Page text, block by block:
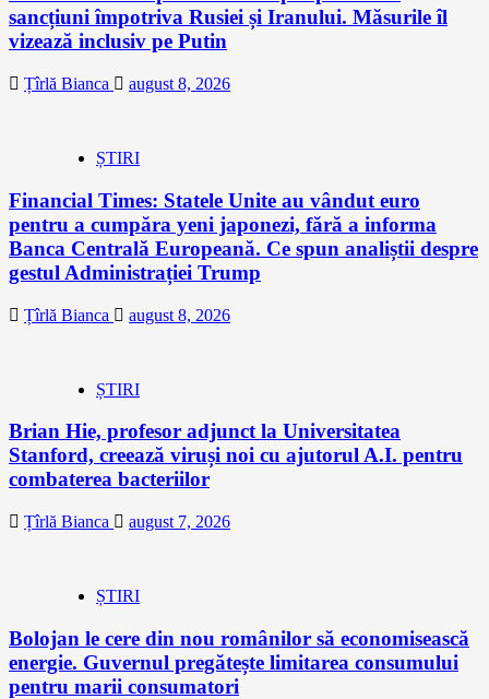
sancțiuni împotriva Rusiei și Iranului. Măsurile îl
vizează inclusiv pe Putin
Țîrlă Bianca august 8, 2026
ȘTIRI
Financial Times: Statele Unite au vândut euro
pentru a cumpăra yeni japonezi, fără a informa
Banca Centrală Europeană. Ce spun analiștii despre
gestul Administrației Trump
Țîrlă Bianca august 8, 2026
ȘTIRI
Brian Hie, profesor adjunct la Universitatea
Stanford, creează viruși noi cu ajutorul A.I. pentru
combaterea bacteriilor
Țîrlă Bianca august 7, 2026
ȘTIRI
Bolojan le cere din nou românilor să economisească
energie. Guvernul pregătește limitarea consumului
pentru marii consumatori